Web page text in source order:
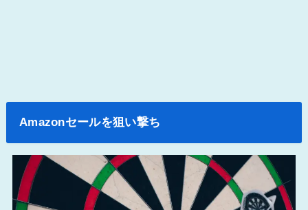
Amazonセールを狙い撃ち